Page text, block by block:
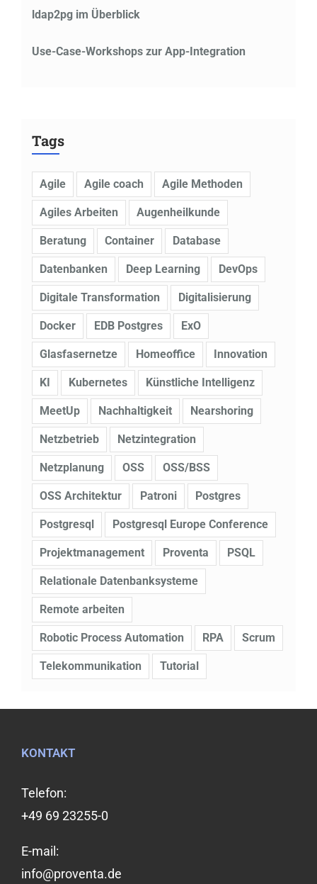
ldap2pg im Überblick
Use-Case-Workshops zur App-Integration
Tags
Agile Agile coach Agile Methoden
Agiles Arbeiten Augenheilkunde
Beratung Container Database
Datenbanken Deep Learning DevOps
Digitale Transformation Digitalisierung
Docker EDB Postgres ExO
Glasfasernetze Homeoffice Innovation
KI Kubernetes Künstliche Intelligenz
MeetUp Nachhaltigkeit Nearshoring
Netzbetrieb Netzintegration
Netzplanung OSS OSS/BSS
OSS Architektur Patroni Postgres
Postgresql Postgresql Europe Conference
Projektmanagement Proventa PSQL
Relationale Datenbanksysteme
Remote arbeiten
Robotic Process Automation RPA Scrum
Telekommunikation Tutorial
KONTAKT
Telefon:
+49 69 23255-0
E-mail:
info@proventa.de